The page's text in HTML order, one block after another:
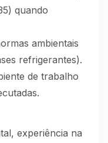
quando
ambientais
refrigerantes).
de trabalho
experiência na